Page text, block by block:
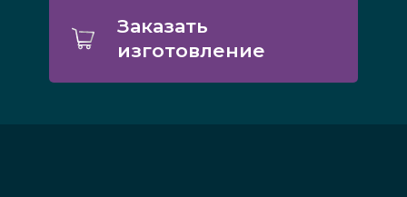
Заказать
изготовление